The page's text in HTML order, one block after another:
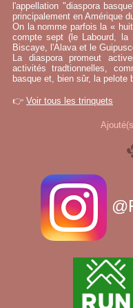
l'appellation "diaspora
principalement en Amérique
On la nomme parfois la «
compte sept (le Labourd, la
Biscaye, l'Alava et le
La diaspora promeut
activités tradtionnelles,
basque et, bien sûr, la pelote
👉 Voir tous les trinquets